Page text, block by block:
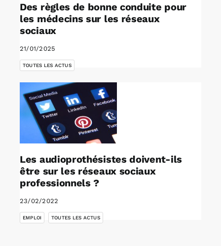
Des règles de bonne conduite pour
les médecins sur les réseaux
sociaux
21/01/2025
TOUTES LES ACTUS
Les audioprothésistes doivent-ils
être sur les réseaux sociaux
professionnels ?
23/02/2022
EMPLOI
,
TOUTES LES ACTUS